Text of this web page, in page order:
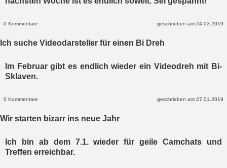
0 Kommentare geschrieben am 24.03.2019
Ich suche Videodarsteller für einen Bi Dreh
Im Februar gibt es endlich wieder ein Videodreh mit Bi-
Sklaven.
0 Kommentare geschrieben am 27.01.2019
Wir starten bizarr ins neue Jahr
Ich bin ab dem 7.1. wieder für geile Camchats und
Treffen erreichbar.